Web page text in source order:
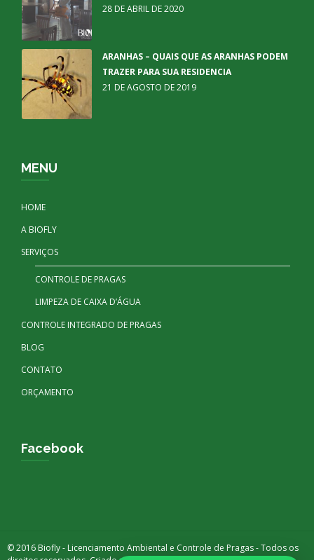
28 DE ABRIL DE 2020
ARANHAS – QUAIS QUE AS ARANHAS PODEM
TRAZER PARA SUA RESIDENCIA
21 DE AGOSTO DE 2019
MENU
HOME
A BIOFLY
SERVIÇOS
CONTROLE DE PRAGAS
LIMPEZA DE CAIXA D’ÁGUA
CONTROLE INTEGRADO DE PRAGAS
BLOG
CONTATO
ORÇAMENTO
Facebook
© 2016 Biofly - Licenciamento Ambiental e Controle de Pragas - Todos os